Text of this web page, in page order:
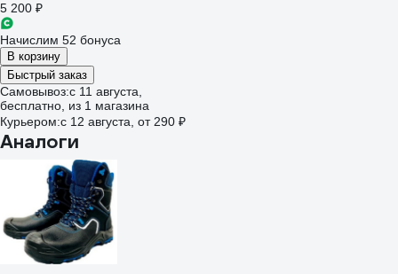
5 200 ₽
Начислим 52 бонуса
В корзину
Быстрый заказ
Самовывоз:c 11 августа,
бесплатно , из 1 магазина
Курьером:c 12 августа, от 290 ₽
Аналоги